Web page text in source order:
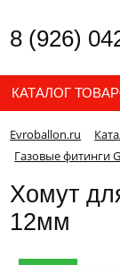
8 (926)
КАТАЛОГ
Evroballon.ru
Газовые фитинги
Хомут
12мм